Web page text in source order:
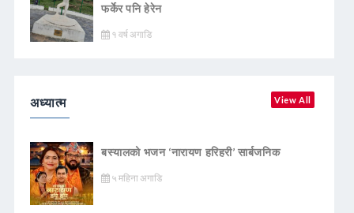
फर्केर पनि हेरेन
१ वर्ष अगाडि
अध्यात्म View All
बस्यालको भजन ‘नारायण हरिहरी’ सार्बजनिक
५ महिना अगाडि